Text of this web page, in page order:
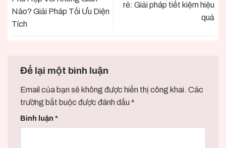
Nào? Giải Pháp Tối Ưu Diện
Tích
rẻ: Giải pháp tiết kiệm hiệu
quả
Để lại một bình luận
Email của bạn sẽ không được hiển thị công khai. Các
trường bắt buộc được đánh dấu *
Bình luận *